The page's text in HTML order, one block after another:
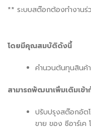
** ระบบสต๊อกต้องทำงานร่
โดยมีคุณสมบัติดังนี้
คำนวนต้นทุนสินค้
สามารถพัฒนาเพิ่มเติมเข้
ปรับปรุงสต๊อกอัต
ขาย ของ ซีอาร์เค